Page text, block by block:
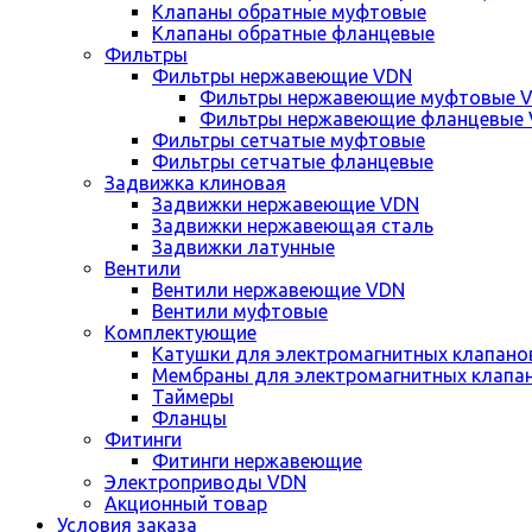
Клапаны обратные муфтовые
Клапаны обратные фланцевые
Фильтры
Фильтры нержавеющие VDN
Фильтры нержавеющие муфтовые
Фильтры нержавеющие фланцевые
Фильтры сетчатые муфтовые
Фильтры сетчатые фланцевые
Задвижка клиновая
Задвижки нержавеющие VDN
Задвижки нержавеющая сталь
Задвижки латунные
Вентили
Вентили нержавеющие VDN
Вентили муфтовые
Комплектующие
Катушки для электромагнитных
Мембраны для электромагнитных
Таймеры
Фланцы
Фитинги
Фитинги нержавеющие
Электроприводы VDN
Акционный товар
Условия заказа